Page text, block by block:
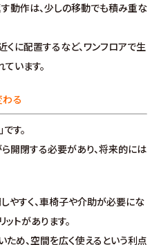
熱
能
ロー
宅『AUCA』
様住宅『MODERATE』
動作は、少しの移動でも積み重な
くに配置するなど、ワンフロアで生
います。
る
す。
開閉する必要があり、将来的には
やすく、車椅子や介助が必要にな
トがあります。
ため、空間を広く使えるという利点